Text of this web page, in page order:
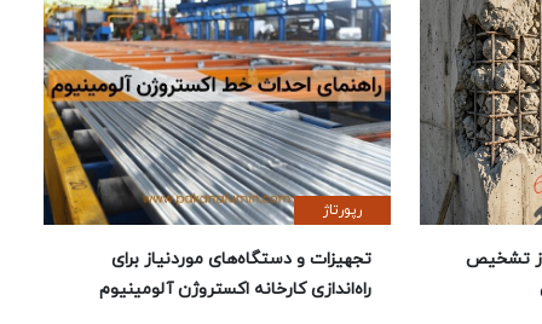
تشخیص
رپورتاژ
تجهیزات و دستگاه‌های موردنیاز برای
راه‌اندازی کارخانه اکستروژن آلومینیوم